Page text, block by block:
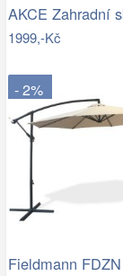
1999,-Kč
- 2%